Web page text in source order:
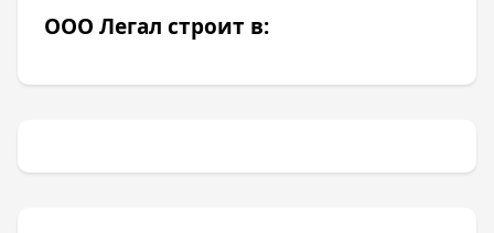
ООО Легал строит в: